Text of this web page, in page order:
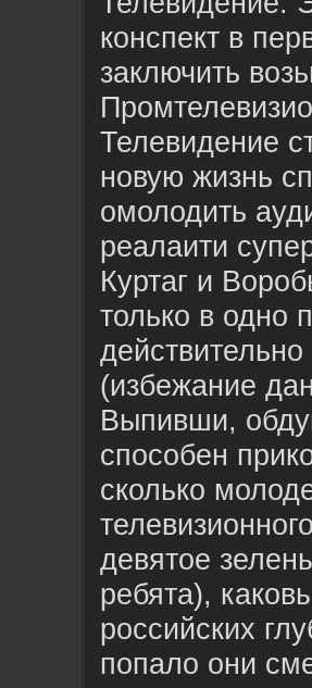
конспект в
заключить
Телевидение
новую жизнь
омолодить
реалаити
Куртаг и
только в одно
(избежание
Выпивши,
способен
сколько
девятое
ребята),
российских
попало они